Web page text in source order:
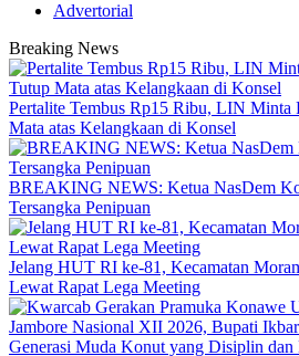
Advertorial
Breaking News
‎Pertalite Tembus Rp15 Ribu, LIN Minta
Mata atas Kelangkaan di Konsel
BREAKING NEWS: Ketua NasDem
Tersangka Penipuan
‎Jelang HUT RI ke-81, Kecamatan
Lewat Rapat Lega Meeting